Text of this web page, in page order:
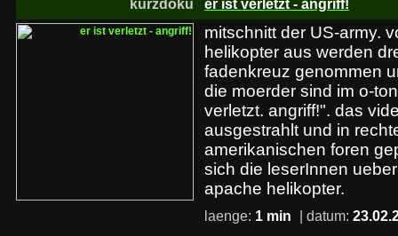
kurzdoku er ist verletzt - angriff!
mitschnitt der US-army.
helikopter aus werden
fadenkreuz genommen
die moerder sind im o-
verletzt. angriff!". das
ausgestrahlt und in
amerikanischen foren
sich die leserInnen
apache helikopter.
laenge: 1 min | datum: